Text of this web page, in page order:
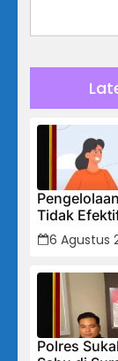
Tidak
Penuh dan
6 Agustus
Polres